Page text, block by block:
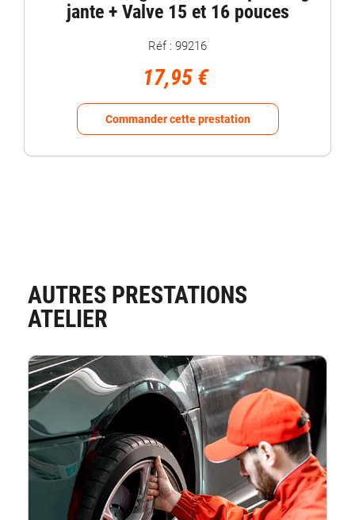
jante + Valve 15 et 16 pouces
Réf : 99216
17,95 €
Commander cette prestation
AUTRES PRESTATIONS
ATELIER